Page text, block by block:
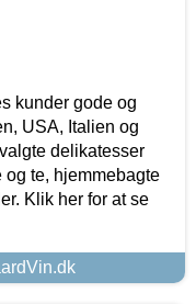
kunder gode og
USA, Italien og
delikatesser
og te, hjemmebagte
Klik her for at se